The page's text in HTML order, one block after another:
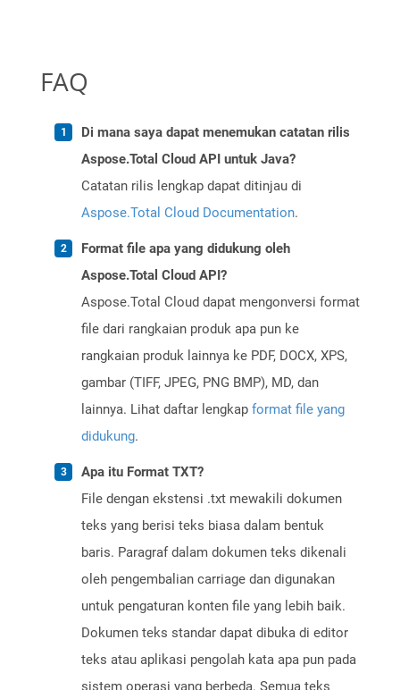
FAQ
Di mana saya dapat menemukan catatan rilis
Aspose.Total Cloud API untuk Java?
Catatan rilis lengkap dapat ditinjau di
Aspose.Total Cloud Documentation.
Format file apa yang didukung oleh
Aspose.Total Cloud API?
Aspose.Total Cloud dapat mengonversi format
file dari rangkaian produk apa pun ke
rangkaian produk lainnya ke PDF, DOCX, XPS,
gambar (TIFF, JPEG, PNG BMP), MD, dan
lainnya. Lihat daftar lengkap format file yang
didukung.
Apa itu Format TXT?
File dengan ekstensi .txt mewakili dokumen
teks yang berisi teks biasa dalam bentuk
baris. Paragraf dalam dokumen teks dikenali
oleh pengembalian carriage dan digunakan
untuk pengaturan konten file yang lebih baik.
Dokumen teks standar dapat dibuka di editor
teks atau aplikasi pengolah kata apa pun pada
sistem operasi yang berbeda. Semua teks